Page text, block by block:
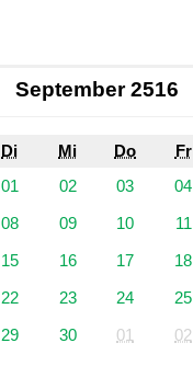
September 2516
Di Mi Do Fr
01 02 03 04
08 09 10 11
15 16 17 18
22 23 24 25
29 30 01 02